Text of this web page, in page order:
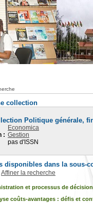
collection
Politique générale,
Economica
: Gestion
pas d'ISSN
disponibles dans la sous-
Affiner la recherche
et processus de décision
coûts-avantages : défis et